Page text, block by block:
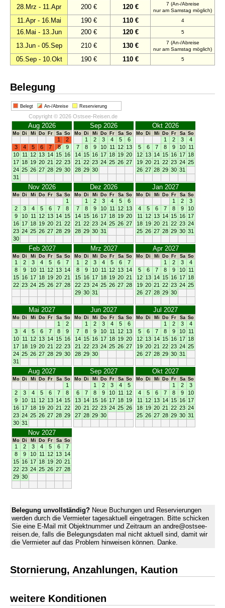
28.Mrz - 11.Apr 200 € 120 €
7 (An-/Abreise
nur am Samstag möglich)
11.Apr - 16.Mai 190 € 110 € 4
16.Mai - 13.Jun 200 € 120 € 5
13.Jun - 05.Sep 210 € 130 €
7 (An-/Abreise
nur am Samstag möglich)
05.Sep - 10.Okt 190 € 110 € 5
Belegung
Belegt An-/Abreise Reservierung
Copyright © 2026 Ostsee-Reisen.de
Aug 2026
Mo Di Mi Do Fr Sa So
1
2
3
4 5 6 7 8
9
10 11 12 13 14 15 16
17 18 19 20 21 22 23
24 25 26 27 28 29 30
31
Sep 2026
Mo Di Mi Do Fr Sa So
1 2 3 4 5
6
7
8 9 10 11 12 13
14 15 16 17 18 19 20
21 22 23 24 25 26 27
28 29 30
Okt 2026
Mo Di Mi Do Fr Sa So
1 2 3
4
5
6 7 8 9 10 11
12 13 14 15 16 17 18
19 20 21 22 23 24 25
26 27 28 29 30 31
Nov 2026
Mo Di Mi Do Fr Sa So
1
2
3 4 5 6 7
8
9
10 11 12 13 14 15
16 17 18 19 20 21 22
23 24 25 26 27 28 29
30
Dez 2026
Mo Di Mi Do Fr Sa So
1 2 3 4 5
6
7
8 9 10 11 12 13
14 15 16 17 18 19 20
21 22 23 24 25 26 27
28 29 30 31
Jan 2027
Mo Di Mi Do Fr Sa So
1 2
3
4
5 6 7 8 9
10
11
12 13 14 15 16 17
18 19 20 21 22 23 24
25 26 27 28 29 30 31
Feb 2027
Mo Di Mi Do Fr Sa So
1 2 3 4 5 6
7
8
9 10 11 12 13 14
15 16 17 18 19 20 21
22 23 24 25 26 27 28
Mrz 2027
Mo Di Mi Do Fr Sa So
1 2 3 4 5 6
7
8
9 10 11 12 13 14
15 16 17 18 19 20 21
22 23 24 25 26 27 28
29 30 31
Apr 2027
Mo Di Mi Do Fr Sa So
1 2 3
4
5
6 7 8 9 10 11
12 13 14 15 16 17 18
19 20 21 22 23 24 25
26 27 28 29 30
Mai 2027
Mo Di Mi Do Fr Sa So
1
2
3
4 5 6 7 8
9
10 11 12 13 14 15 16
17 18 19 20 21 22 23
24 25 26 27 28 29 30
31
Jun 2027
Mo Di Mi Do Fr Sa So
1 2 3 4 5
6
7
8 9 10 11 12 13
14 15 16 17 18 19 20
21 22 23 24 25 26 27
28 29 30
Jul 2027
Mo Di Mi Do Fr Sa So
1 2 3
4
5
6 7 8 9 10 11
12 13 14 15 16 17 18
19 20 21 22 23 24 25
26 27 28 29 30 31
Aug 2027
Mo Di Mi Do Fr Sa So
1
2
3 4 5 6 7
8
9
10 11 12 13 14 15
16 17 18 19 20 21 22
23 24 25 26 27 28 29
30 31
Sep 2027
Mo Di Mi Do Fr Sa So
1 2 3 4
5
6
7 8 9 10 11
12
13 14 15 16 17 18 19
20 21 22 23 24 25 26
27 28 29 30
Okt 2027
Mo Di Mi Do Fr Sa So
1 2
3
4
5 6 7 8 9
10
11
12 13 14 15 16 17
18 19 20 21 22 23 24
25 26 27 28 29 30 31
Nov 2027
Mo Di Mi Do Fr Sa So
1 2 3 4 5 6
7
8
9 10 11 12 13 14
15 16 17 18 19 20 21
22 23 24 25 26 27 28
29 30
Belegung unvollständig? Neue Buchungen und Reservierungen
werden durch die Vermieter tagesaktuell eingetragen. Bitte schicken
Sie eine E-Mail mit Objektnummer und Zeitraum an andre@ostsee-
reisen.de, falls die Belegungsdaten mal nicht aktuell sind, damit wir
die Vermieter auf das Problem hinweisen können. Danke.
Stornierung, Anzahlungen, Kaution
weitere Konditionen